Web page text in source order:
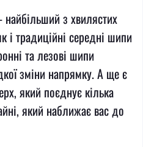
з хвилястих
і традиційні середні шипи
та лезові шипи
зміни напрямку. А ще є
який поєднує кілька
який наближає вас до